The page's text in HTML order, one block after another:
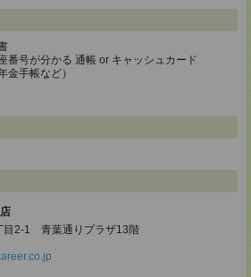
番号が分かる 通帳 or キャッシュカード
金手帳など）
目2-1 青葉通りプラザ13階